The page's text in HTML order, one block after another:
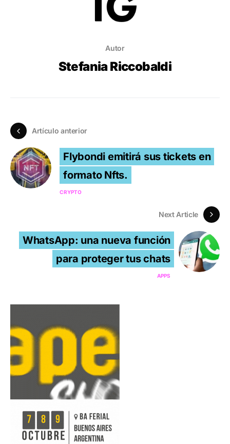
Autor
Stefania Riccobaldi
Artículo anterior
Flybondi emitirá sus tickets en
formato Nfts.
CRYPTO
Next Article
WhatsApp: una nueva función
para proteger tus chats
APPS